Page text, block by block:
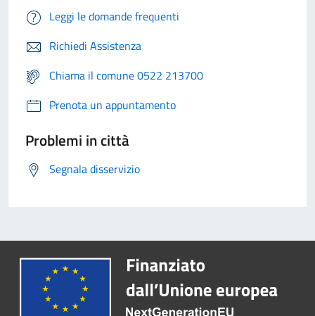
Leggi le domande frequenti
Richiedi Assistenza
Chiama il comune 0522 213700
Prenota un appuntamento
Problemi in città
Segnala disservizio